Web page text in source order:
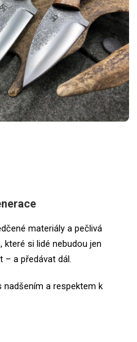
materiály a pečlivá
které si lidé nebudou jen
– a předávat dál.
nadšením a respektem k